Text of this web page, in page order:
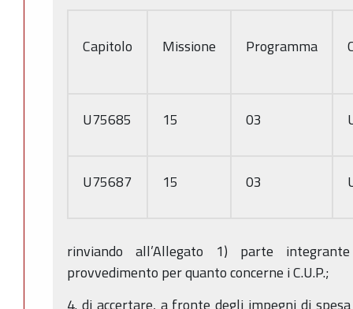
Capitolo Missione Programma
U75685 15 03
U75687 15 03
rinviando all’Allegato 1) parte
provvedimento per quanto concerne i C.U.P.;
4. di accertare, a fronte degli impegni di